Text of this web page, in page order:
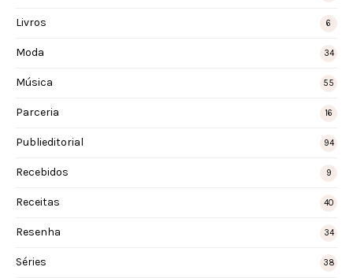
Livros 6
Moda 34
Música 55
Parceria 16
Publieditorial 94
Recebidos 9
Receitas 40
Resenha 34
Séries 38